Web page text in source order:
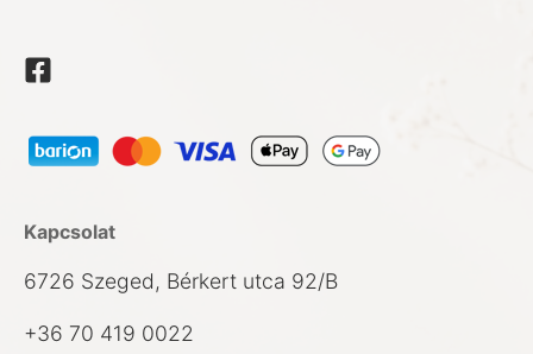
Kapcsolat
6726 Szeged, Bérkert utca 92/B
+36 70 419 0022